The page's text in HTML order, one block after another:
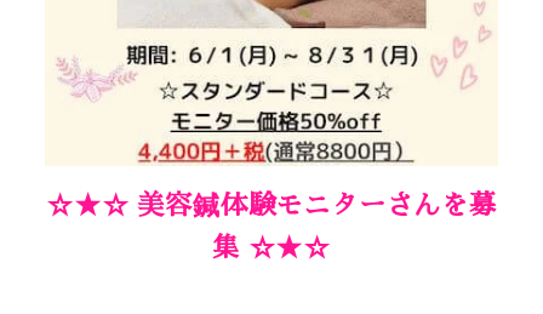
☆★☆ 美容鍼体験モニターさんを募
集 ☆★☆